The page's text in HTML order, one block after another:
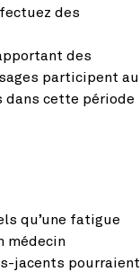
des
des
participent au
dans cette période
qu’une fatigue
médecin
jacents pourraient